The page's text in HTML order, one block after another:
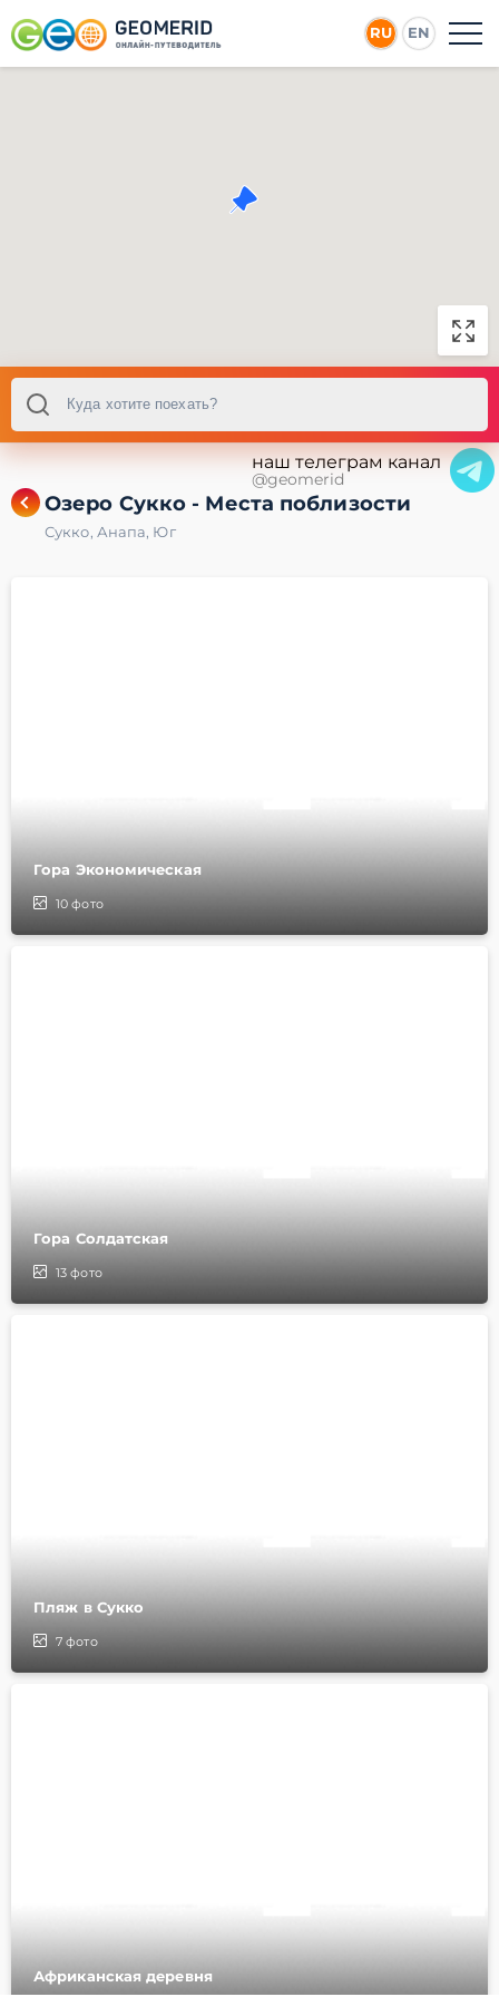
RU EN
наш телеграм канал
@geomerid
Озеро Сукко - Места поблизости
Сукко, Анапа, Юг
Гора Экономическая
10 фото
Гора Солдатская
13 фото
Пляж в Сукко
7 фото
Африканская деревня